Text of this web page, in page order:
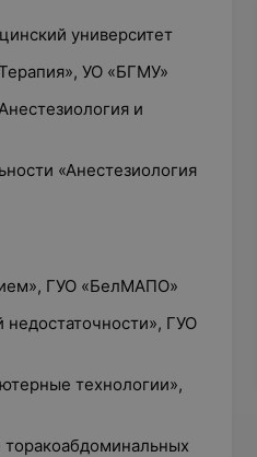
университет
УО «БГМУ»
и
«Анестезиология
ГУО «БелМАПО»
ГУО
технологии»,